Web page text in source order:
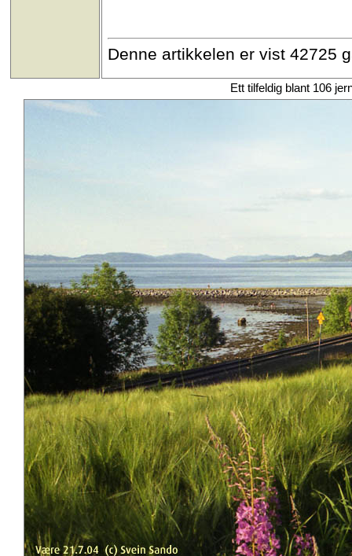
Denne artikkelen er vist 42725
Ett tilfeldig blant 106